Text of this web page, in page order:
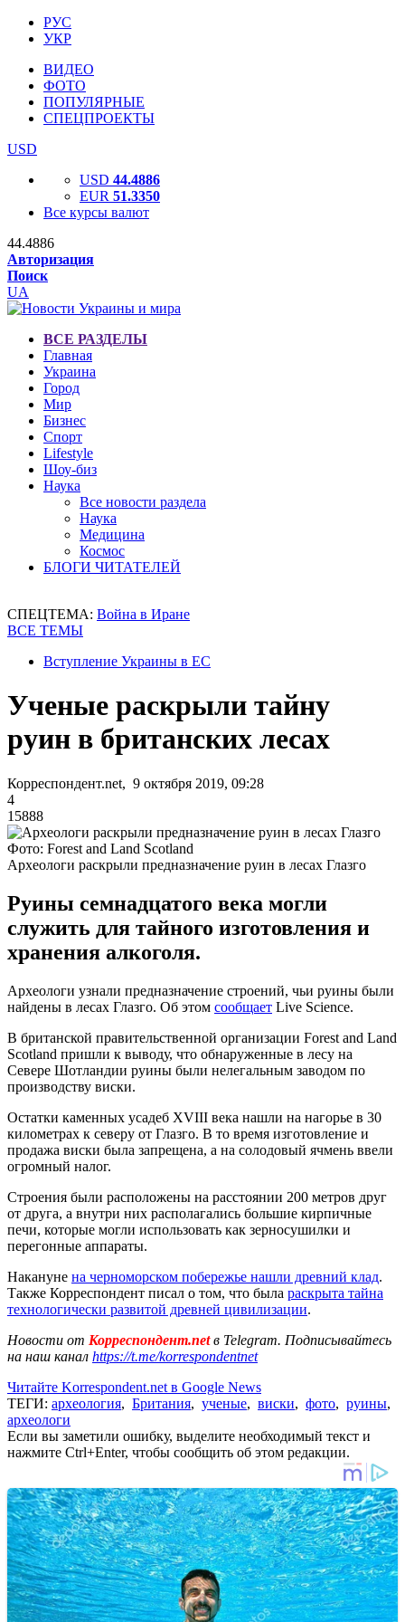
РУС
УКР
ВИДЕО
ФОТО
ПОПУЛЯРНЫЕ
СПЕЦПРОЕКТЫ
USD
USD 44.4886
EUR 51.3350
Все курсы валют
44.4886
Авторизация
Поиск
UA
ВСЕ РАЗДЕЛЫ
Главная
Украина
Город
Мир
Бизнес
Спорт
Lifestyle
Шоу-биз
Наука
Все новости раздела
Наука
Медицина
Космос
БЛОГИ ЧИТАТЕЛЕЙ
СПЕЦТЕМА: Война в Иране
ВСЕ ТЕМЫ
Вступление Украины в ЕС
Ученые раскрыли тайну
руин в британских лесах
Корреспондент.net, 9 октября 2019, 09:28
4
15888
Фото: Forest and Land Scotland
Археологи раскрыли предназначение руин в лесах Глазго
Руины семнадцатого века могли
служить для тайного изготовления и
хранения алкоголя.
Археологи узнали предназначение строений, чьи руины были
найдены в лесах Глазго. Об этом сообщает Live Science.
В британской правительственной организации Forest and Land
Scotland пришли к выводу, что обнаруженные в лесу на
Севере Шотландии руины были нелегальным заводом по
производству виски.
Остатки каменных усадеб XVIII века нашли на нагорье в 30
километрах к северу от Глазго. В то время изготовление и
продажа виски была запрещена, а на солодовый ячмень ввели
огромный налог.
Строения были расположены на расстоянии 200 метров друг
от друга, а внутри них располагались большие кирпичные
печи, которые могли использовать как зерносушилки и
перегонные аппараты.
Накануне на черноморском побережье нашли древний клад.
Также Корреспондент писал о том, что была раскрыта тайна
технологически развитой древней цивилизации.
Новости от Корреспондент.netв Telegram. Подписывайтесь
на наш канал https://t.me/korrespondentnet
Читайте Korrespondent.net в Google News
ТЕГИ: археология, Британия, ученые, виски, фото, руины,
археологи
Если вы заметили ошибку, выделите необходимый текст и
нажмите Ctrl+Enter, чтобы сообщить об этом редакции.